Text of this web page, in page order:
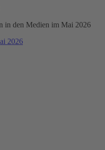
in den Medien im Mai 2026
2026